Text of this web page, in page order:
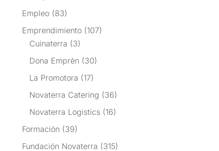
Empleo(83)
Emprendimiento(107)
Cuinaterra (3)
Dona Emprèn (30)
La Promotora (17)
Novaterra Catering (36)
Novaterra Logistics(16)
Formación (39)
Fundación Novaterra (315)